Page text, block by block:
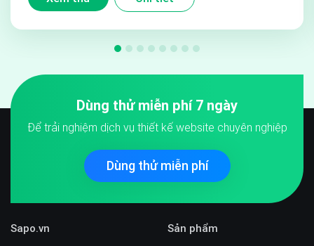
hiển thị các thông tin khuyến mãi ở ngoài thẻ sản phẩm và
khuyến mãi cho khách hàng.
Dùng thử miễn phí 7 ngày
Để trải nghiệm dịch vụ thiết kế website chuyên nghiệp
Dùng thử miễn phí
Sapo.vn Sản phẩm